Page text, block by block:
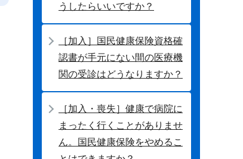
うしたらいいですか？
［加入］国民健康保険資格確
認書が手元にない間の医療機
関の受診はどうなりますか？
［加入・喪失］健康で病院に
まったく行くことがありませ
ん。国民健康保険をやめるこ